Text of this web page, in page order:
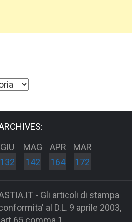
GIU
132
MAG
142
APR
164
MAR
172
- Gli articoli di stampa
al D.L. 9 aprile 2003,
65 comma 1